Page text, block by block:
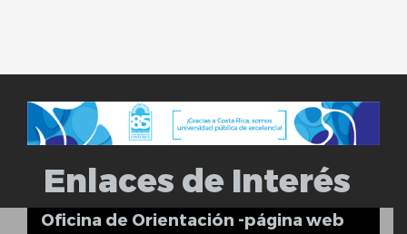
Enlaces de Interés
Oficina de Orientación -página web